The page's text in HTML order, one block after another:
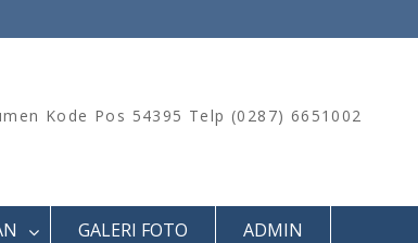
Kode Pos 54395 Telp (0287) 6651002
GALERI FOTO ADMIN